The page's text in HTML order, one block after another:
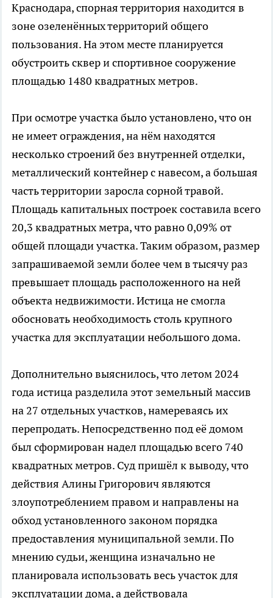
Краснодара, спорная территория находится в
зоне озеленённых территорий общего
пользования. На этом месте планируется
обустроить сквер и спортивное сооружение
площадью 1480 квадратных метров.
При осмотре участка было установлено, что он
не имеет ограждения, на нём находятся
несколько строений без внутренней отделки,
металлический контейнер с навесом, а большая
часть территории заросла сорной травой.
Площадь капитальных построек составила всего
20,3 квадратных метра, что равно 0,09% от
общей площади участка. Таким образом, размер
запрашиваемой земли более чем в тысячу раз
превышает площадь расположенного на ней
объекта недвижимости. Истица не смогла
обосновать необходимость столь крупного
участка для эксплуатации небольшого дома.
Дополнительно выяснилось, что летом 2024
года истица разделила этот земельный массив
на 27 отдельных участков, намереваясь их
перепродать. Непосредственно под её домом
был сформирован надел площадью всего 740
квадратных метров. Суд пришёл к выводу, что
действия Алины Григорович являются
злоупотреблением правом и направлены на
обход установленного законом порядка
предоставления муниципальной земли. По
мнению судьи, женщина изначально не
планировала использовать весь участок для
эксплуатации дома, а действовала